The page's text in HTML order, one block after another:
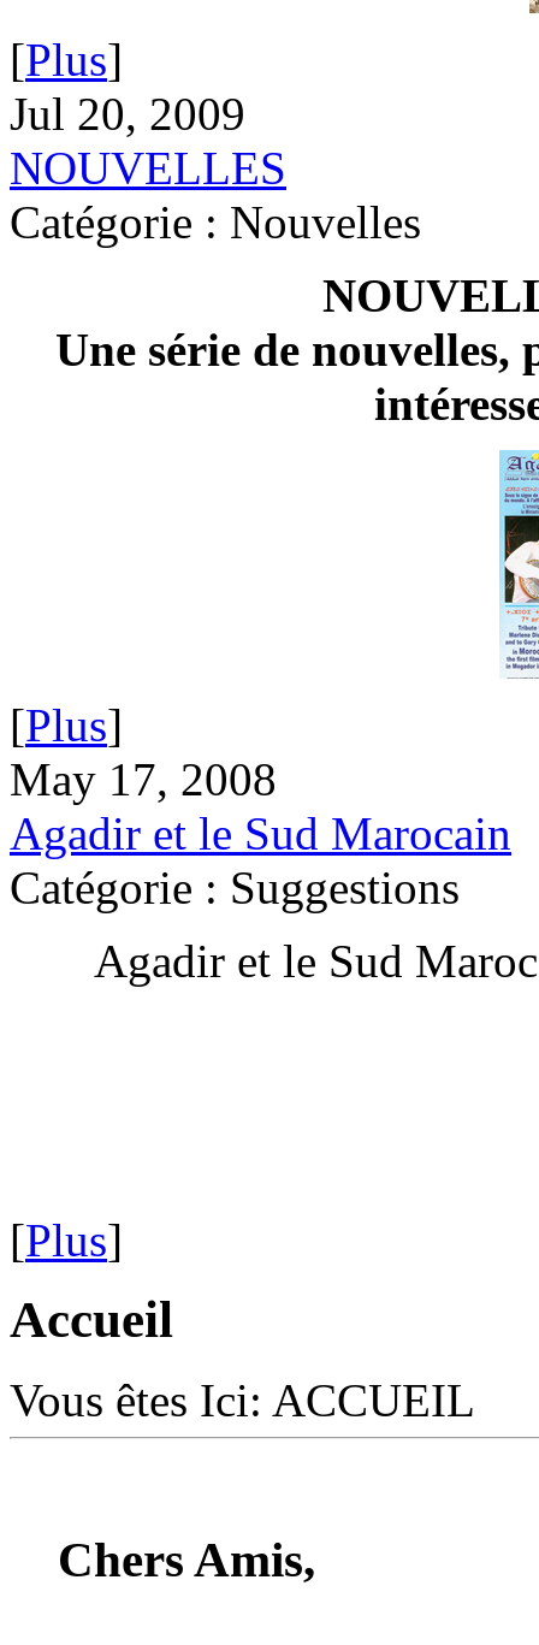
[Plus]
Jul 20, 2009
NOUVELLES
Catégorie : Nouvelles
Une série de nouvelles,
[Plus]
May 17, 2008
Agadir et le Sud Marocain
Catégorie : Suggestions
Agadir et le Sud
[Plus]
Accueil
Vous êtes Ici: ACCUEIL
Chers Amis,